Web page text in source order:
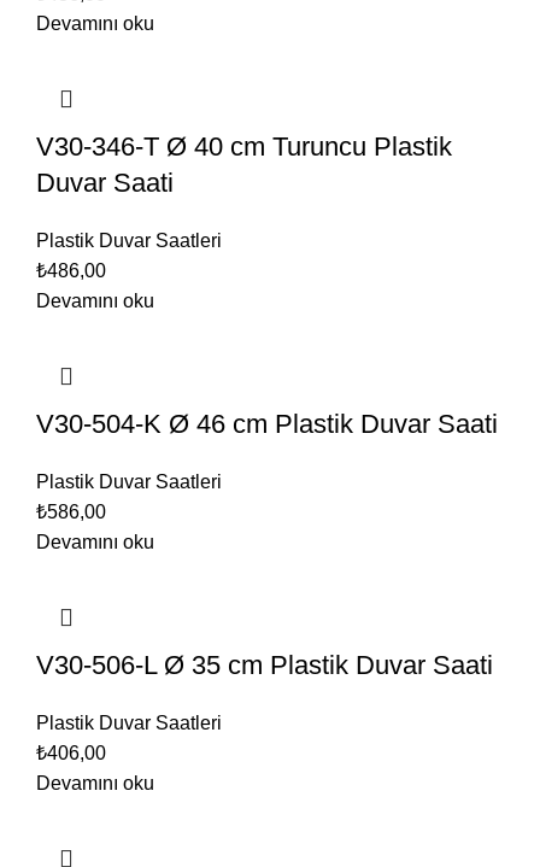
Devamını oku
V30-346-T Ø 40 cm Turuncu Plastik
Duvar Saati
Plastik Duvar Saatleri
₺486,00
Devamını oku
V30-504-K Ø 46 cm Plastik Duvar Saati
Plastik Duvar Saatleri
₺586,00
Devamını oku
V30-506-L Ø 35 cm Plastik Duvar Saati
Plastik Duvar Saatleri
₺406,00
Devamını oku